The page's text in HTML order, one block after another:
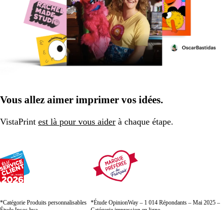
Vous allez aimer imprimer vos idées.
VistaPrint est là pour vous aider à chaque étape.
*Catégorie Produits personnalisables *Étude OpinionWay – 1 014 Répondants – Mai 2025 –